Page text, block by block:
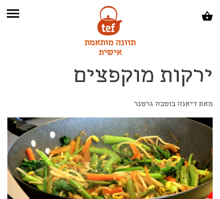
תזונה מותאמת
אישית
ירקות מוקפצים
מאת דיאנה בוטבה גרטנר